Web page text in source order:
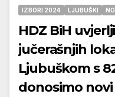
IZBORI 2024 LJUBUŠKI
HDZ BiH
jučerašnjih
Ljubuškom s
donosimo